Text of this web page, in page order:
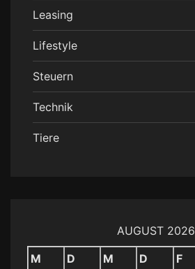
Leasing
Lifestyle
Steuern
Technik
Tiere
AUGUST 2026
M
D M D F